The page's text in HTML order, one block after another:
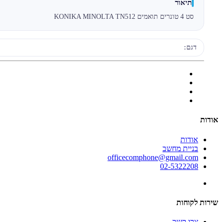
תיאור
סט 4 טונרים תואמים KONIKA MINOLTA TN512
דגם:
אודות
אודות
בניית מחשב
officecomphone@gmail.com
02-5322208
שירות לקוחות